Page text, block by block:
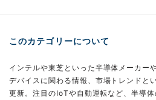
このカテゴリーについて
インテルや東芝といった半導体メーカー
デバイスに関わる情報、市場トレンドと
更新。注目のIoTや自動運転など、半導